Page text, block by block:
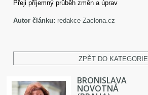
Přeji příjemný průběh změn a úprav
Autor článku: redakce Zaclona.cz
ZPĚT DO KATEGORIE
BRONISLAVA
NOVOTNÁ